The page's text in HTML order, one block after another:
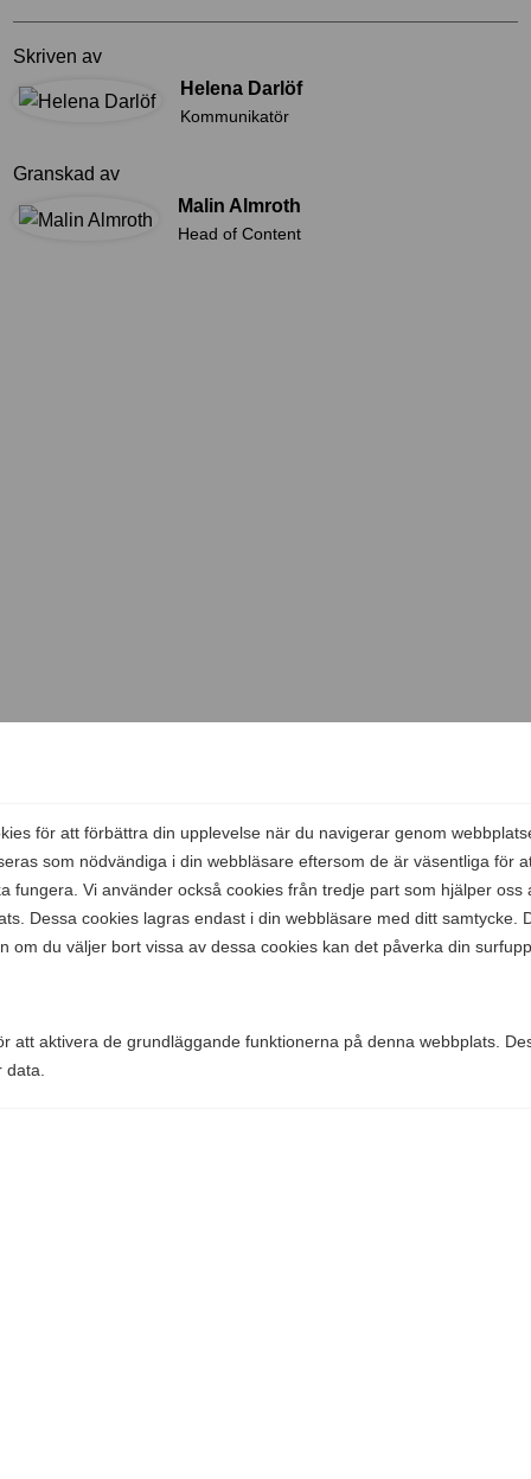
för att förbättra din upplevelse när du navigerar genom
som nödvändiga i din webbläsare eftersom de är väsentliga för
fungera. Vi använder också cookies från tredje part som hjälper oss
Dessa cookies lagras endast i din webbläsare med ditt samtycke.
om du väljer bort vissa av dessa cookies kan det påverka din
att aktivera de grundläggande funktionerna på denna webbplats.
Skriven av
Helena Darlöf
Kommunikatör
Granskad av
Malin Almroth
Head of Content
Ja
Comparico AB
Org nr: 556851-2321